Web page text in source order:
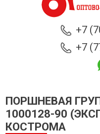
+7
+7
ПОРШНЕВАЯ
1000128-90
КОСТРОМА